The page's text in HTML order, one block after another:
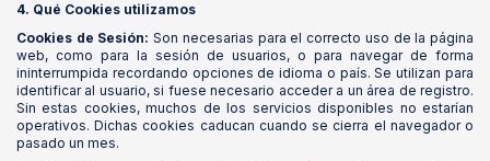
4. Qué Cookies utilizamos
Cookies de Sesión: Son necesarias para el correcto uso de la página
web, como para la sesión de usuarios, o para navegar de forma
ininterrumpida recordando opciones de idioma o país. Se utilizan para
identificar al usuario, si fuese necesario acceder a un área de registro.
Sin estas cookies, muchos de los servicios disponibles no estarían
operativos. Dichas cookies caducan cuando se cierra el navegador o
pasado un mes.